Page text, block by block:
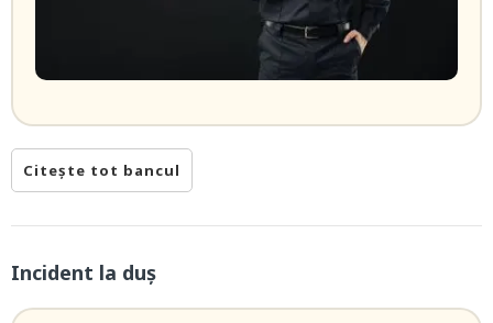
Citește tot bancul
Incident la duș